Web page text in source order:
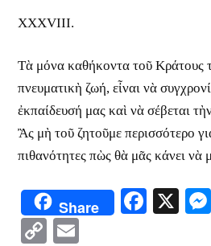
XXXVIII.
Τὰ μόνα καθήκοντα τοῦ Κράτους
πνευματικὴ ζωή, εἶναι νὰ
ἐκπαίδευσή μας καὶ νὰ σέβεται
Ἂς μὴ τοῦ ζητοῦμε περισσότερο
πιθανότητες πὼς θὰ μᾶς κάνει νὰ
Share X
Copy